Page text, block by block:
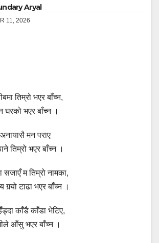
Aryal
11, 2026
तिम्रो भएर बाँच्न,
भएर बाँच्न ।
मन पराए
तिम्रो भएर बाँच्न ।
म तिम्रो नामका,
टाढा भएर बाँच्न ।
काँडै काँडा भेटिए,
आँसु भएर बाँच्न ।